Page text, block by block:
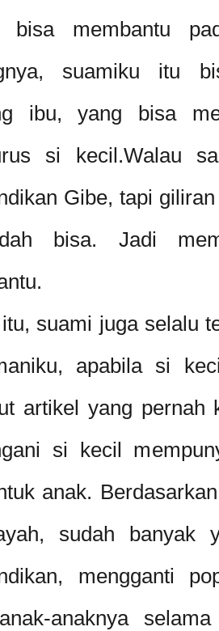
bisa membantu
suamiku itu
ibu, yang bisa
si kecil.Walau
Gibe, tapi
bisa. Jadi
suami juga selalu
apabila si
artikel yang pernah
si kecil
anak.
sudah banyak
mengganti
anaknya